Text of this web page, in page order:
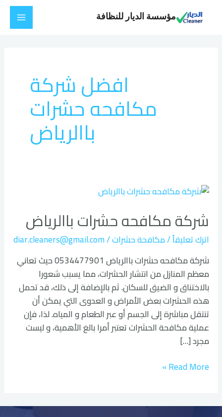
مؤسسة الديار للنظافة
Main
افضل شركة
مكافحه حشرات
باالرياض
شركة مكافحه حشرات باالرياض
اترك تعليقاً/مكافحة حشرات/
diar.cleaners@gmail.com
شركة مكافحه حشرات باالرياض 0534477901 حيث تعاني
معظم المنازل من انتشار الحشرات، مما يسبب شعورا
بالاختناق و الضيق للسكان. ثم بالإضافة إلى ذلك، قد تحمل
هذه الحشرات بعض الأمراض و العدوى التي يمكن أن
تنتقل مباشرة إلى الجسم أو عبر الطعام و المياه. لذا، فإن
عملية مكافحة الحشرات تعتبر أمرا بالغ الأهمية، و ليست
مجرد […]
شركة
حشرات
باالرياض
Read More »